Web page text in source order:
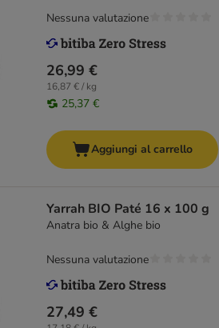
26,99 €
16,87 € / kg
25,37 €
Nessuna valutazione
Aggiungi al carrello
Yarrah BIO Paté 16 x 100 g
Anatra bio & Alghe bio
27,49 €
Nessuna valutazione